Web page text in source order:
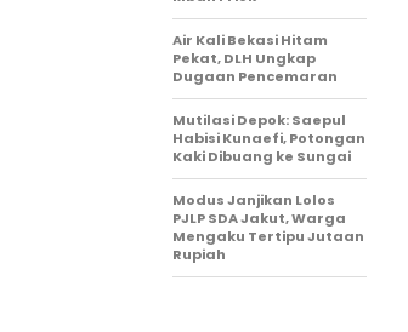
Air Kali Bekasi Hitam
Pekat, DLH Ungkap
Dugaan Pencemaran
Mutilasi Depok: Saepul
Habisi Kunaefi, Potongan
Kaki Dibuang ke Sungai
Modus Janjikan Lolos
PJLP SDA Jakut, Warga
Mengaku Tertipu Jutaan
Rupiah